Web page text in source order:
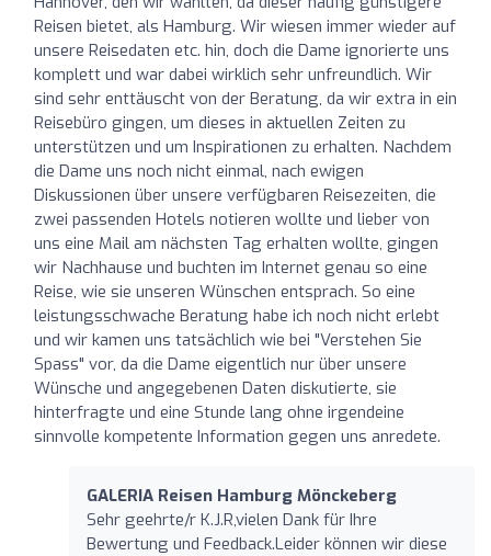
Reisen bietet, als Hamburg. Wir wiesen immer wieder auf
unsere Reisedaten etc. hin, doch die Dame ignorierte uns
komplett und war dabei wirklich sehr unfreundlich. Wir
sind sehr enttäuscht von der Beratung, da wir extra in ein
Reisebüro gingen, um dieses in aktuellen Zeiten zu
unterstützen und um Inspirationen zu erhalten. Nachdem
die Dame uns noch nicht einmal, nach ewigen
Diskussionen über unsere verfügbaren Reisezeiten, die
zwei passenden Hotels notieren wollte und lieber von
uns eine Mail am nächsten Tag erhalten wollte, gingen
wir Nachhause und buchten im Internet genau so eine
Reise, wie sie unseren Wünschen entsprach. So eine
leistungsschwache Beratung habe ich noch nicht erlebt
und wir kamen uns tatsächlich wie bei "Verstehen Sie
Spass" vor, da die Dame eigentlich nur über unsere
Wünsche und angegebenen Daten diskutierte, sie
hinterfragte und eine Stunde lang ohne irgendeine
sinnvolle kompetente Information gegen uns anredete.
GALERIA Reisen Hamburg Mönckeberg
Sehr geehrte/r K.J.R,vielen Dank für Ihre
Bewertung und Feedback.Leider können wir diese